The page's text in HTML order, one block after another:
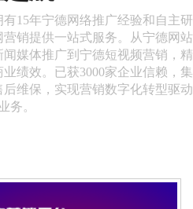
有15年宁德网络推广经验和自主研
销提供一站式服务。从宁德网站
媒体推广到宁德短视频营销，精
绩效。已获3000家企业信赖，集
维保，实现营销数字化转型驱动
务。